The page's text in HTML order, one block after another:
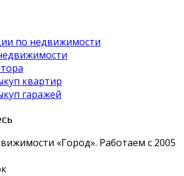
по недвижимости
квартир
гаражей
«Город». Работаем с 2005